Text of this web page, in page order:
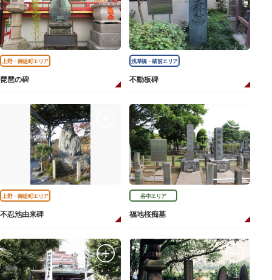
上野・御徒町エリア
琵琶の碑
浅草橋・蔵前エリア
不動板碑
上野・御徒町エリア
不忍池由来碑
谷中エリア
福地桜痴墓